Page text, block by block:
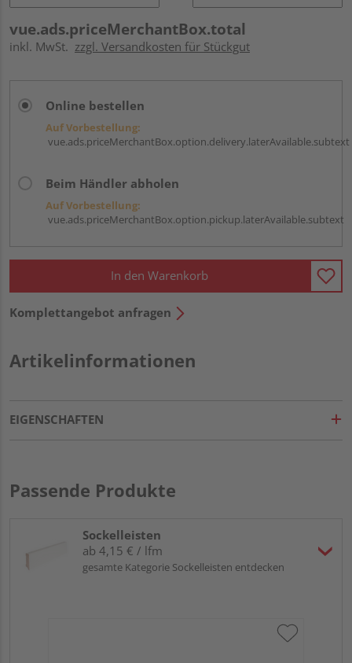
vue.ads.priceMerchantBox.total
inkl. MwSt. zzgl. Versandkosten für Stückgut
Online bestellen
Auf Vorbestellung:
vue.ads.priceMerchantBox.option.delivery.laterAvailable.subtext
Beim Händler abholen
Auf Vorbestellung:
vue.ads.priceMerchantBox.option.pickup.laterAvailable.subtext
In den Warenkorb
Komplettangebot anfragen
Artikelinformationen
EIGENSCHAFTEN
Passende Produkte
Sockelleisten
ab 4,15 € / lfm
gesamte Kategorie Sockelleisten entdecken